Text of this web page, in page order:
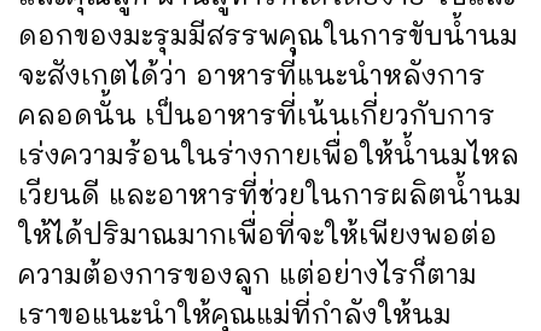
ดอกของมะรุมมีสรรพคุณในการขับน้ำนม
จะสังเกตได้ว่า อาหารที่แนะนำหลังการ
คลอดนั้น เป็นอาหารที่เน้นเกี่ยวกับการ
เร่งความร้อนในร่างกายเพื่อให้น้ำนมไหล
เวียนดี และอาหารที่ช่วยในการผลิตน้ำนม
ให้ได้ปริมาณมากเพื่อที่จะให้เพียงพอต่อ
ความต้องการของลูก แต่อย่างไรก็ตาม
เราขอแนะนำให้คุณแม่ที่กำลังให้นม